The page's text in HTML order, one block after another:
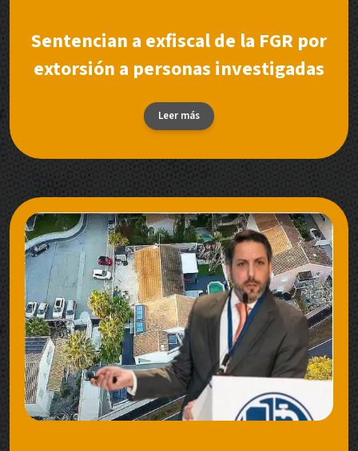
Sentencian a exfiscal de la FGR por
extorsión a personas investigadas
Leer más